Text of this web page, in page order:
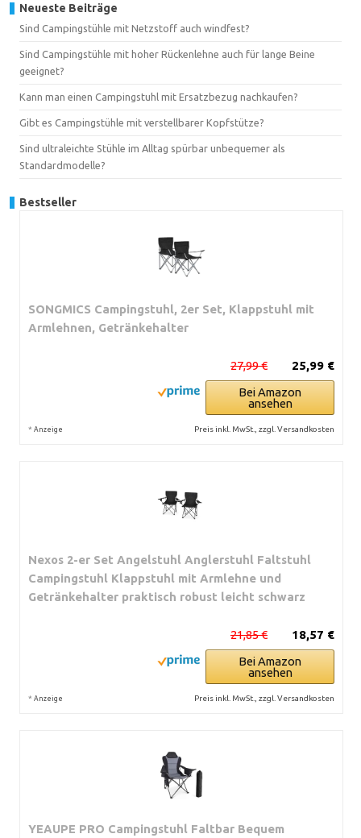
Neueste Beiträge
Sind Campingstühle mit Netzstoff auch windfest?
Sind Campingstühle mit hoher Rückenlehne auch für lange Beine
geeignet?
Kann man einen Campingstuhl mit Ersatzbezug nachkaufen?
Gibt es Campingstühle mit verstellbarer Kopfstütze?
Sind ultraleichte Stühle im Alltag spürbar unbequemer als
Standardmodelle?
Bestseller
SONGMICS Campingstuhl, 2er Set, Klappstuhl mit
Armlehnen, Getränkehalter
25,99 €
27,99 €
Bei Amazon
ansehen
* Anzeige Preis inkl. MwSt., zzgl. Versandkosten
Nexos 2-er Set Angelstuhl Anglerstuhl Faltstuhl
Campingstuhl Klappstuhl mit Armlehne und
Getränkehalter praktisch robust leicht schwarz
18,57 €
21,85 €
Bei Amazon
ansehen
* Anzeige Preis inkl. MwSt., zzgl. Versandkosten
YEAUPE PRO Campingstuhl Faltbar Bequem